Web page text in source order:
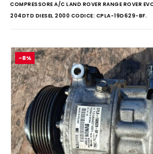
COMPRESSORE A/C LAND ROVER RANGE ROVER
204DTD DIESEL 2000 CODICE: CPLA-19D629-BF.
-8%